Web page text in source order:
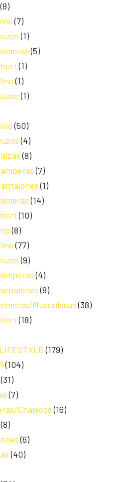
(8)
(7)
(1)
(5)
(1)
(1)
(1)
(50)
(4)
(8)
(7)
(1)
(14)
(10)
(8)
(77)
(9)
(4)
(8)
Musculosas (38)
(18)
(179)
(104)
(31)
(7)
Chalecos (16)
(8)
(6)
(40)